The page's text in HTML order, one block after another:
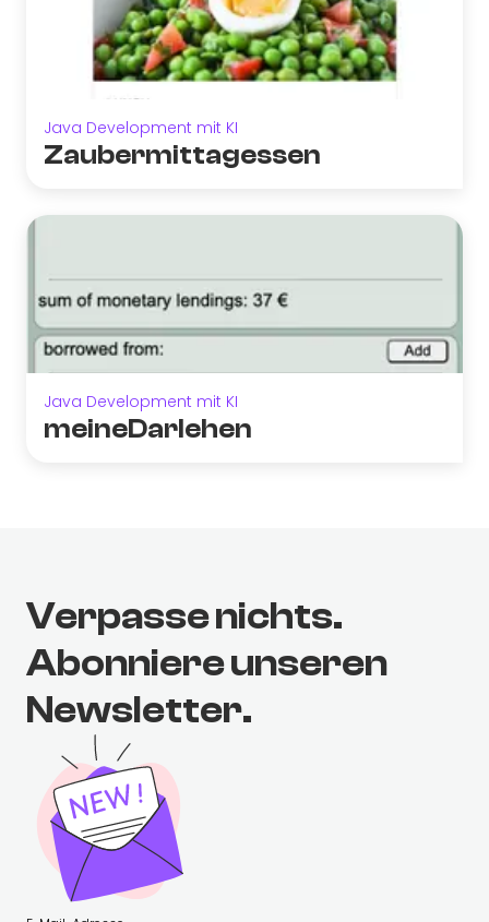
Java Development mit KI
Zaubermittagessen
Java Development mit KI
meineDarlehen
Verpasse nichts.
Abonniere unseren
Newsletter.